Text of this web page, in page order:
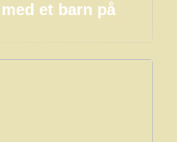
et barn på